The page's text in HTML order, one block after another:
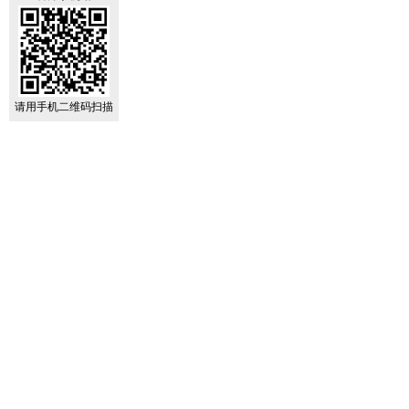
请用手机二维码扫描